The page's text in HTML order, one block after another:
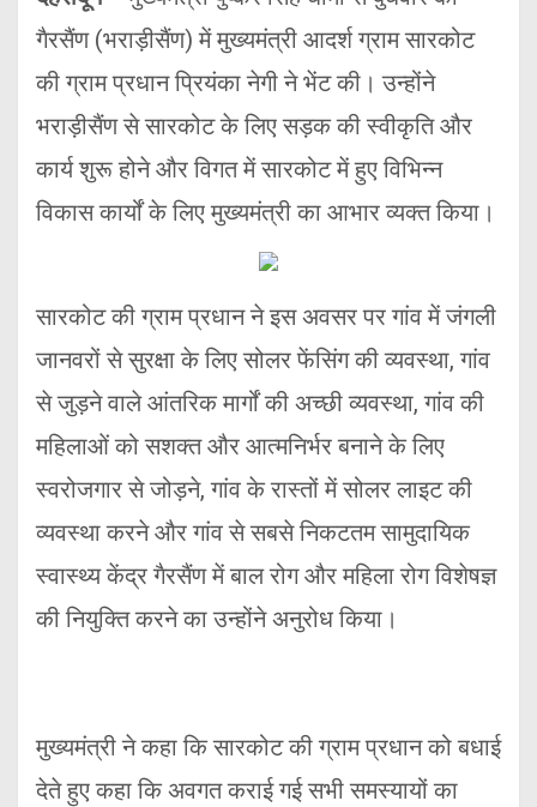
गैरसैंण (भराड़ीसैंण) में मुख्यमंत्री आदर्श ग्राम सारकोट
की ग्राम प्रधान प्रियंका नेगी ने भेंट की। उन्होंने
भराड़ीसैंण से सारकोट के लिए सड़क की स्वीकृति और
कार्य शुरू होने और विगत में सारकोट में हुए विभिन्न
विकास कार्यों के लिए मुख्यमंत्री का आभार व्यक्त किया।
सारकोट की ग्राम प्रधान ने इस अवसर पर गांव में जंगली
जानवरों से सुरक्षा के लिए सोलर फेंसिंग की व्यवस्था, गांव
से जुड़ने वाले आंतरिक मार्गों की अच्छी व्यवस्था, गांव की
महिलाओं को सशक्त और आत्मनिर्भर बनाने के लिए
स्वरोजगार से जोड़ने, गांव के रास्तों में सोलर लाइट की
व्यवस्था करने और गांव से सबसे निकटतम सामुदायिक
स्वास्थ्य केंद्र गैरसैंण में बाल रोग और महिला रोग विशेषज्ञ
की नियुक्ति करने का उन्होंने अनुरोध किया।
मुख्यमंत्री ने कहा कि सारकोट की ग्राम प्रधान को बधाई
देते हुए कहा कि अवगत कराई गई सभी समस्यायों का